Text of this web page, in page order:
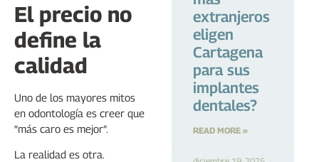
extranjeros
eligen
Cartagena
para sus
implantes
dentales?
READ MORE »
El precio no
define la
calidad
Uno de los mayores mitos
en odontología es creer que
“más caro es mejor”.
La realidad es otra.